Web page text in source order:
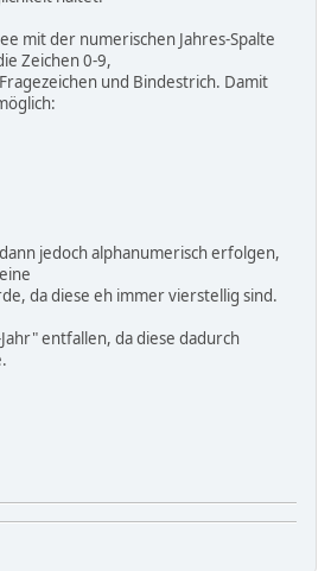
mit der numerischen Jahres-Spalte
Zeichen 0-9,
und Bindestrich. Damit
jedoch alphanumerisch erfolgen,
da diese eh immer vierstellig sind.
entfallen, da diese dadurch